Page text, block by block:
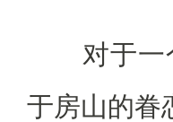
对于一个
于房山的眷